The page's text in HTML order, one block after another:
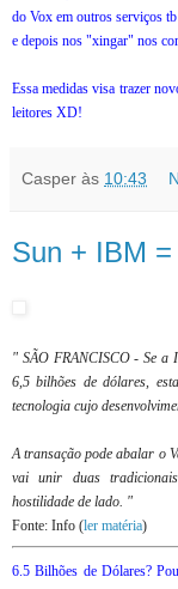
do Vox em outros serviços
e depois nos "xingar" nos
Essa medidas visa trazer
leitores XD!
Casper às 10:43
Sun + IBM
" SÃO FRANCISCO - Se a
6,5 bilhões de dólares,
tecnologia cujo
A transação pode abalar o
vai unir duas
hostilidade de lado. "
Fonte: Info (ler matéria)
6.5 Bilhões de Dólares?